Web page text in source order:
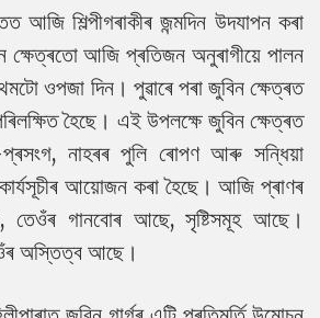
আজি শিল্পীগৰাকীৰ জন্মদিন উদযাপন কৰা
ক্ষেত্ৰতো আজি প্ৰতিজন অনুৰাগীয়ে পালন
ওপজা দিন। পুৱাৰে পৰা জুবিন ক্ষেত্ৰত
হৈছে। এই উপলক্ষে জুবিন ক্ষেত্ৰত
প্ৰসংগ, নাহৰৰ পুলি ৰোপণ আৰু সন্ধিয়া
আয়োজন কৰা হৈছে। আজি প্ৰাণৰ
তেওঁৰ গানবোৰ আছে, সৃষ্টিসমূহ আছে।
অস্তিত্ব আছে।